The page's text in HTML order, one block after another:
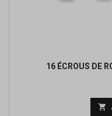
16 ÉCROUS DE
